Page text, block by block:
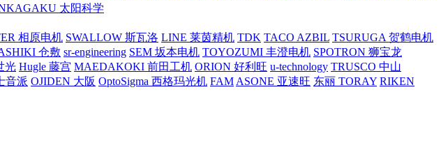
太阳科学
相原电机 SWALLOW 斯瓦洛 LINE 莱茵精机 TDK TACO AZBIL TSURUGA 贺鹤电机
仓敷 sr-engineering SEM 坂本电机 TOYOZUMI 丰澄电机 SPOTRON 狮宝龙
光 Hugle 藤宫 MAEDAKOKI 前田工机 ORION 好利旺 u-technology TRUSCO 中山
音派 OJIDEN 大阪 OptoSigma 西格玛光机 FAM ASONE 亚速旺 东丽 TORAY RIKEN